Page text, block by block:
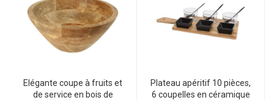
Elégante coupe à fruits et
de service en bois de
Plateau apéritif 10 pièces,
6 coupelles en céramique